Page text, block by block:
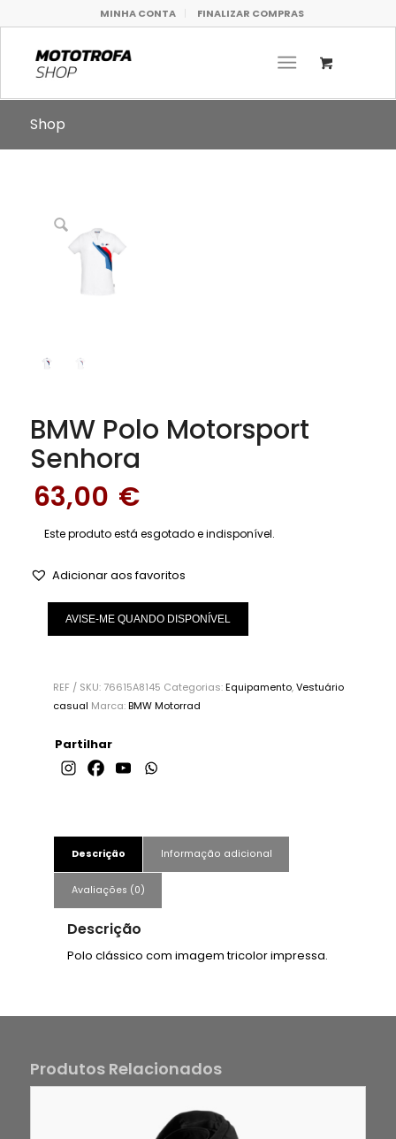
MINHA CONTA FINALIZAR COMPRAS
Shop
BMW Polo Motorsport
Senhora
63,00 €
Este produto está esgotado e indisponível.
Adicionar aos favoritos
AVISE-ME QUANDO DISPONÍVEL
REF / SKU: 76615A8145 Categorias:Equipamento,Vestuário
casual Marca:BMW Motorrad
Partilhar
Descrição Informação adicional
Avaliações (0)
Descrição
Polo clássico com imagem tricolor impressa.
Produtos Relacionados